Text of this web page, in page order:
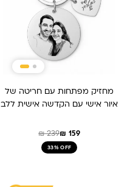
מחזיק מפתחות עם חריטה של
איור אישי עם הקדשה אישית ללב
₪239₪ 159
33% OFF